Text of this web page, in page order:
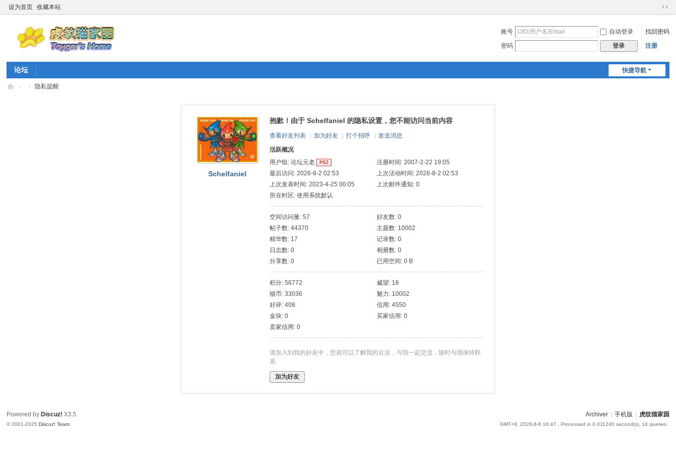
设为首页 收藏本站
切
到
账号 自动登录
找回密码
密码
登录 注册
快捷导航
论坛
› › 隐私提醒
Schelfaniel
抱歉！由于 Schelfaniel 的隐私设置，您不能访问当前内容
查看好友列表 加为好友 打个招呼
发送消息
活跃概况
用户组: 论坛元老
注册时间: 2007-2-22 19:05
最后访问: 2026-8-2 02:53
上次活动时间: 2026-8-2 02:53
上次发表时间: 2023-4-25 00:05
上次邮件通知: 0
所在时区: 使用系统默认
空间访问量: 57
好友数: 0
帖子数: 44370
主题数: 10002
精华数: 17
记录数: 0
日志数: 0
相册数: 0
分享数: 0
已用空间: 0 B
积分: 56772
威望: 18
猫币: 33036
魅力: 10002
好评: 408
信用: 4550
金块: 0
买家信用: 0
卖家信用: 0
请加入到我的好友中，您就可以了解我的近况，与我一起交流，随时与我保持联
系
加为好友
Archiver 手机版 虎纹猫家园
GMT+8, 2026-8-6 16:47 , Processed in 0.011240 second(s), 14 queries .
Powered by Discuz! X3.5
© 2001-2025Discuz! Team